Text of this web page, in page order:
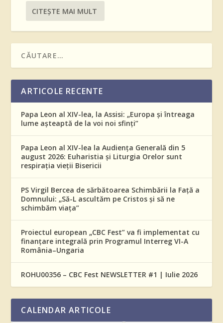
CITEŞTE MAI MULT
ARTICOLE RECENTE
Papa Leon al XIV-lea, la Assisi: „Europa și întreaga
lume așteaptă de la voi noi sfinți”
Papa Leon al XIV-lea la Audiența Generală din 5
august 2026: Euharistia și Liturgia Orelor sunt
respirația vieții Bisericii
PS Virgil Bercea de sărbătoarea Schimbării la Față a
Domnului: „Să-L ascultăm pe Cristos și să ne
schimbăm viața”
Proiectul european „CBC Fest” va fi implementat cu
finanțare integrală prin Programul Interreg VI-A
România–Ungaria
ROHU00356 – CBC Fest NEWSLETTER #1 | Iulie 2026
CALENDAR ARTICOLE